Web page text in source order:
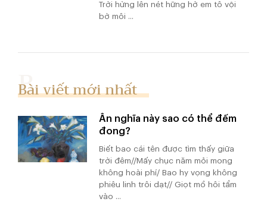
Trời hừng lên nét hững hờ em tô vội
bờ môi ...
Bài viết mới nhất
Ân nghĩa này sao có thể đếm
đong?
Biết bao cái tên được tìm thấy giữa
trời đêm//Mấy chục năm mỏi mong
không hoài phí/ Bao hy vọng không
phiêu linh trôi dạt// Giọt mồ hôi tẩm
vào ...